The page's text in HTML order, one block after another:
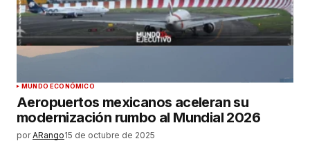
MUNDO ECONÓMICO
Aeropuertos mexicanos aceleran su
modernización rumbo al Mundial 2026
por ARango15 de octubre de 2025